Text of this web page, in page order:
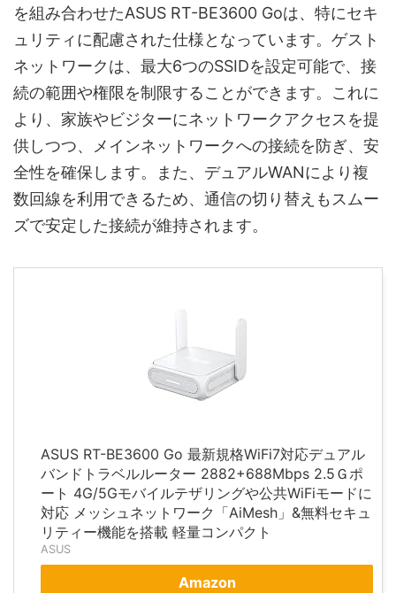
を組み合わせたASUS RT-BE3600 Goは、特にセキ
ュリティに配慮された仕様となっています。ゲスト
ネットワークは、最大6つのSSIDを設定可能で、接
続の範囲や権限を制限することができます。これに
より、家族やビジターにネットワークアクセスを提
供しつつ、メインネットワークへの接続を防ぎ、安
全性を確保します。また、デュアルWANにより複
数回線を利用できるため、通信の切り替えもスムー
ズで安定した接続が維持されます。
ASUS RT-BE3600 Go 最新規格WiFi7対応デュアル
バンドトラベルルーター 2882+688Mbps 2.5Ｇポ
ート 4G/5Gモバイルテザリングや公共WiFiモードに
対応 メッシュネットワーク「AiMesh」&無料セキュ
リティー機能を搭載 軽量コンパクト
ASUS
Amazon